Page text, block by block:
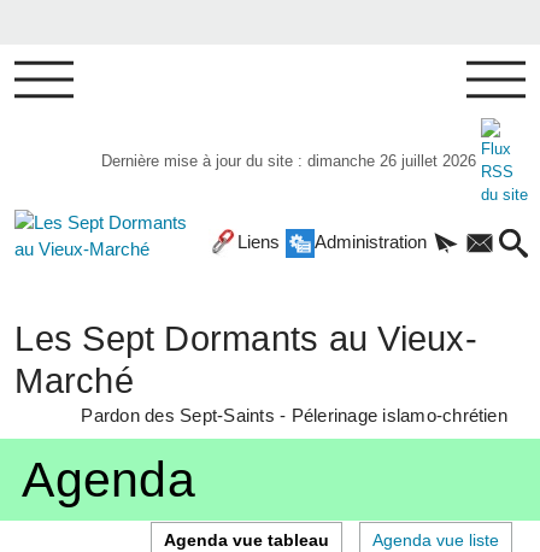
Dernière mise à jour du site : dimanche 26 juillet 2026
Liens Administration
Les Sept Dormants au Vieux-
Marché
Pardon des Sept-Saints - Pélerinage islamo-chrétien
Agenda
Agenda vue tableau Agenda vue liste